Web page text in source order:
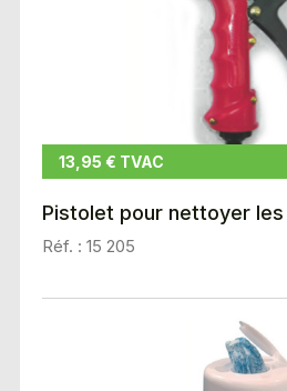
13,95 € TVAC
Pistolet pour nettoyer
Réf. : 15 205